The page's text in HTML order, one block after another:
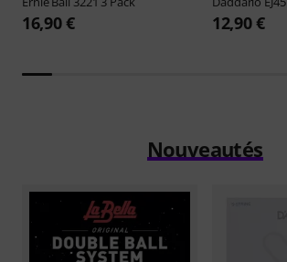
16,90 € 12,90 €
Nouveautés